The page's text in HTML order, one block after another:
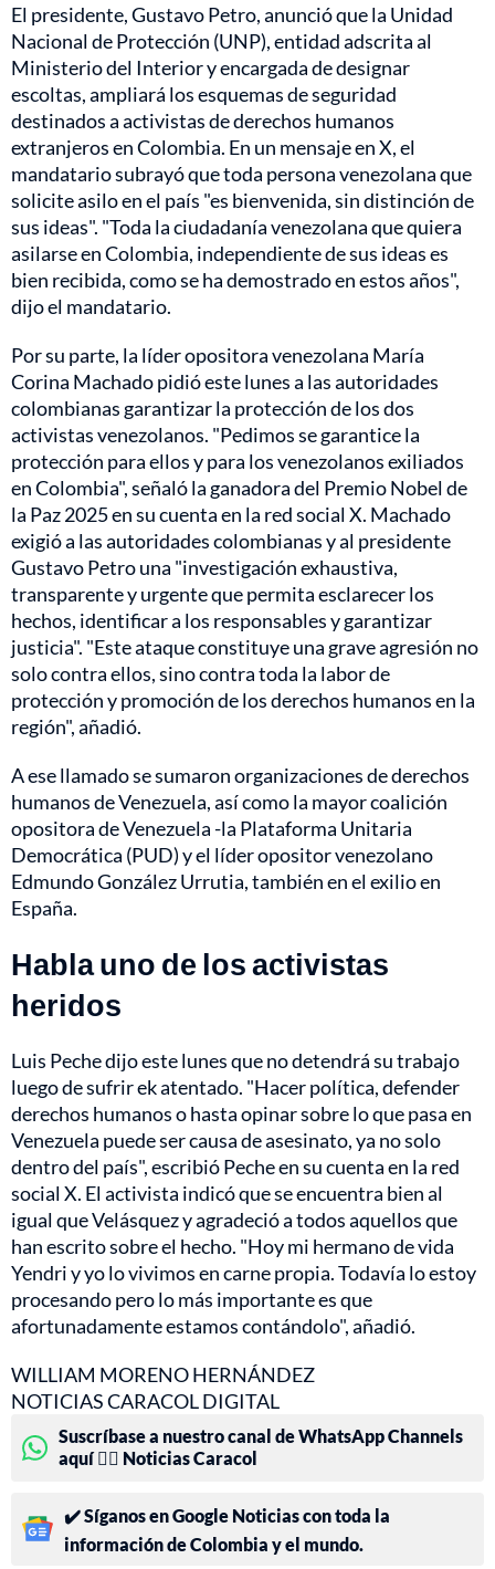
El presidente, Gustavo Petro, anunció que la Unidad
Nacional de Protección (UNP), entidad adscrita al
Ministerio del Interior y encargada de designar
escoltas, ampliará los esquemas de seguridad
destinados a activistas de derechos humanos
extranjeros en Colombia. En un mensaje en X, el
mandatario subrayó que toda persona venezolana que
solicite asilo en el país "es bienvenida, sin distinción de
sus ideas". "Toda la ciudadanía venezolana que quiera
asilarse en Colombia, independiente de sus ideas es
bien recibida, como se ha demostrado en estos años",
dijo el mandatario.
Por su parte, la líder opositora venezolana María
Corina Machado pidió este lunes a las autoridades
colombianas garantizar la protección de los dos
activistas venezolanos. "Pedimos se garantice la
protección para ellos y para los venezolanos exiliados
en Colombia", señaló la ganadora del Premio Nobel de
la Paz 2025 en su cuenta en la red social X. Machado
exigió a las autoridades colombianas y al presidente
Gustavo Petro una "investigación exhaustiva,
transparente y urgente que permita esclarecer los
hechos, identificar a los responsables y garantizar
justicia". "Este ataque constituye una grave agresión no
solo contra ellos, sino contra toda la labor de
protección y promoción de los derechos humanos en la
región", añadió.
A ese llamado se sumaron organizaciones de derechos
humanos de Venezuela, así como la mayor coalición
opositora de Venezuela -la Plataforma Unitaria
Democrática (PUD) y el líder opositor venezolano
Edmundo González Urrutia, también en el exilio en
España.
Habla uno de los activistas
heridos
Luis Peche dijo este lunes que no detendrá su trabajo
luego de sufrir ek atentado. "Hacer política, defender
derechos humanos o hasta opinar sobre lo que pasa en
Venezuela puede ser causa de asesinato, ya no solo
dentro del país", escribió Peche en su cuenta en la red
social X. El activista indicó que se encuentra bien al
igual que Velásquez y agradeció a todos aquellos que
han escrito sobre el hecho. "Hoy mi hermano de vida
Yendri y yo lo vivimos en carne propia. Todavía lo estoy
procesando pero lo más importante es que
afortunadamente estamos contándolo", añadió.
WILLIAM MORENO HERNÁNDEZ
NOTICIAS CARACOL DIGITAL
Suscríbase a nuestro canal de WhatsApp Channels
aquí 👉🏻 Noticias Caracol
✔️ Síganos en Google Noticias con toda la
información de Colombia y el mundo.